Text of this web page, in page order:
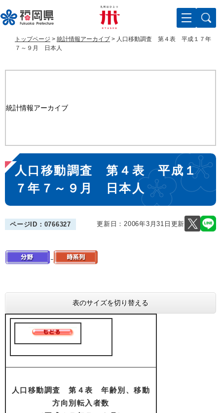
ー
ジ
ニ
ュ
文
トップページ > 統計情報アーカイブ > 人口移動調査 第４表 平成１７年
７～９月 日本人
統計情報アーカイブ
本
文
人口移動調査 第４表 平成１
７年７～９月 日本人
ページID：0766327 更新日：2006年3月31日更新
表のサイズを切り替える
人口移動調査 第４表 年齢別、移動
方向別転入者数